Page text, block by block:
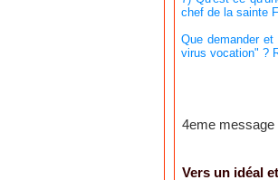
chef de la sainte
Que demander
virus vocation" ?
4eme message
Vers un idéal